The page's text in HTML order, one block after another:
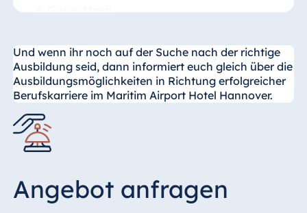
Preis pro Person: ab 70 €
Eintritt für Gäste mit einer Laufkarte erst ab
22 Uhr. Bitte beachtet, dass nur eine
begrenzte Anzahl von Laufkarten eurerseits
verkauft werden darf.
4-Gang-Menü
Abendmenü: 47 € pro Person
Abendbuffet
Wem die Auswahl vom großen Buffet lieber
ist, bucht das Abendbuffet. Hier sind die
Getränke (Wein, Bier, Sekt, Softs,
Abendbuffet: 94 € pro Person
Und wenn ihr noch auf der Suche nach der richtige
Ausbildung seid, dann informiert euch gleich über die
Ausbildungsmöglichkeiten in Richtung erfolgreicher
Berufskarriere im Maritim Airport Hotel Hannover.
Angebot anfragen